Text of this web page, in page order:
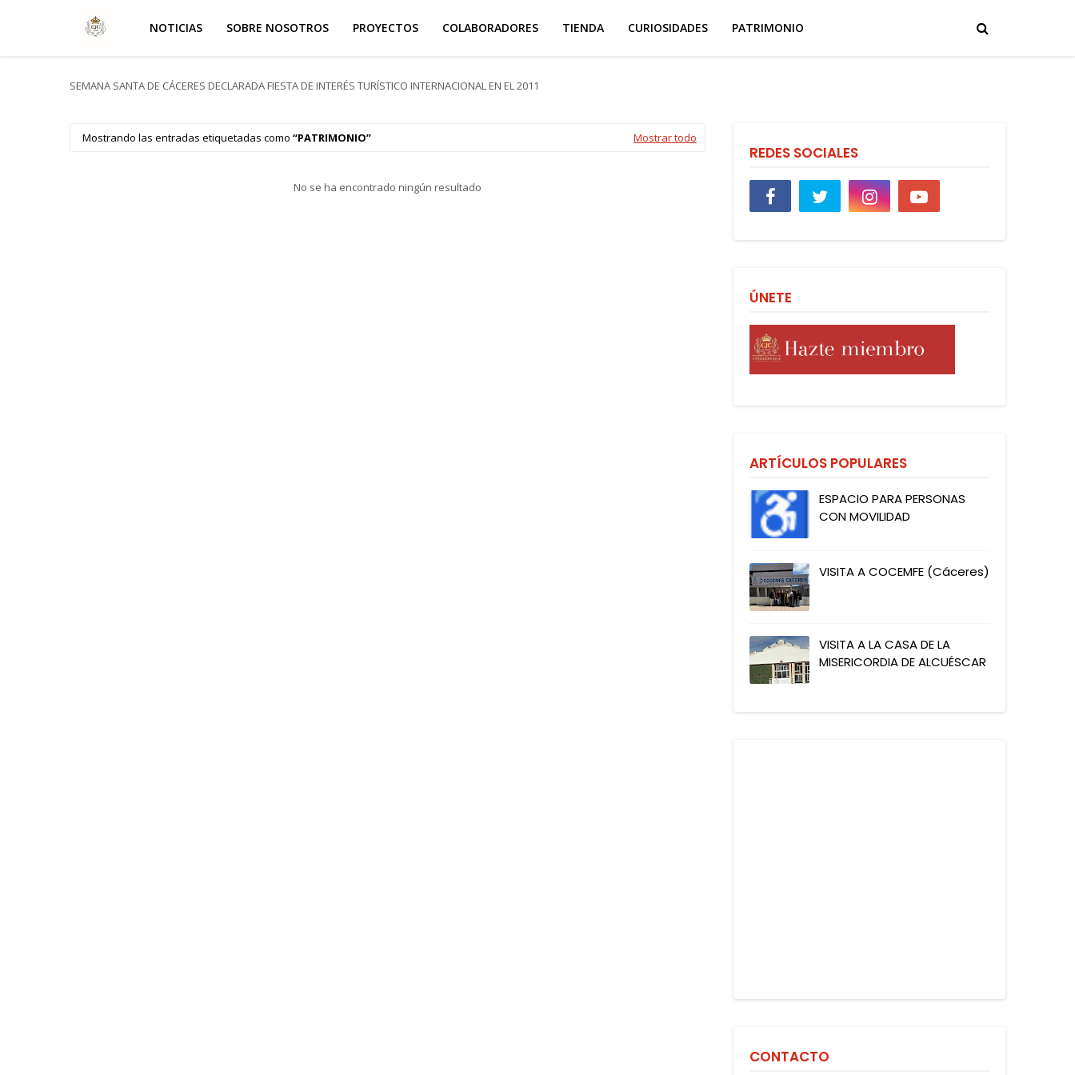
NOTICIAS SOBRE NOSOTROS PROYECTOS COLABORADORES TIENDA CURIOSIDADES PATRIMONIO
SEMANA SANTA DE CÁCERES DECLARADA FIESTA DE INTERÉS TURÍSTICO INTERNACIONAL EN EL 2011
Mostrando las entradas etiquetadas como PATRIMONIO Mostrar todo
No se ha encontrado ningún resultado
REDES SOCIALES
ÚNETE
ARTÍCULOS POPULARES
ESPACIO PARA PERSONAS
CON MOVILIDAD
VISITA A COCEMFE (Cáceres)
VISITA A LA CASA DE LA
MISERICORDIA DE ALCUÉSCAR
CONTACTO